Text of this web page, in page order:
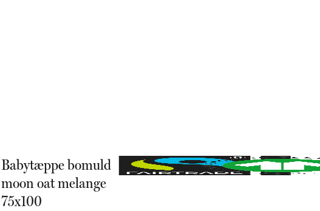
Babytæppe bomuld
moon oat melange
75x100